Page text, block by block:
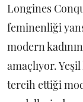
Longines
feminenliği
modern
amaçlıyor.
tercih ettiği